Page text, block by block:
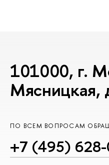
101000, г.
Мясницкая,
ПО ВСЕМ ВОПРОСАМ
+7 (495)